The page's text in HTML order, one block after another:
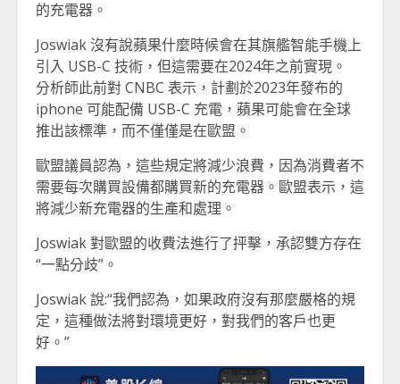
的充電器。
Joswiak 沒有說蘋果什麼時候會在其旗艦智能手機上
引入 USB-C 技術，但這需要在2024年之前實現。
分析師此前對 CNBC 表示，計劃於2023年發布的
iphone 可能配備 USB-C 充電，蘋果可能會在全球
推出該標準，而不僅僅是在歐盟。
歐盟議員認為，這些規定將減少浪費，因為消費者不
需要每次購買設備都購買新的充電器。歐盟表示，這
將減少新充電器的生產和處理。
Joswiak 對歐盟的收費法進行了抨擊，承認雙方存在
“一點分歧”。
Joswiak 說:“我們認為，如果政府沒有那麼嚴格的規
定，這種做法將對環境更好，對我們的客戶也更
好。”